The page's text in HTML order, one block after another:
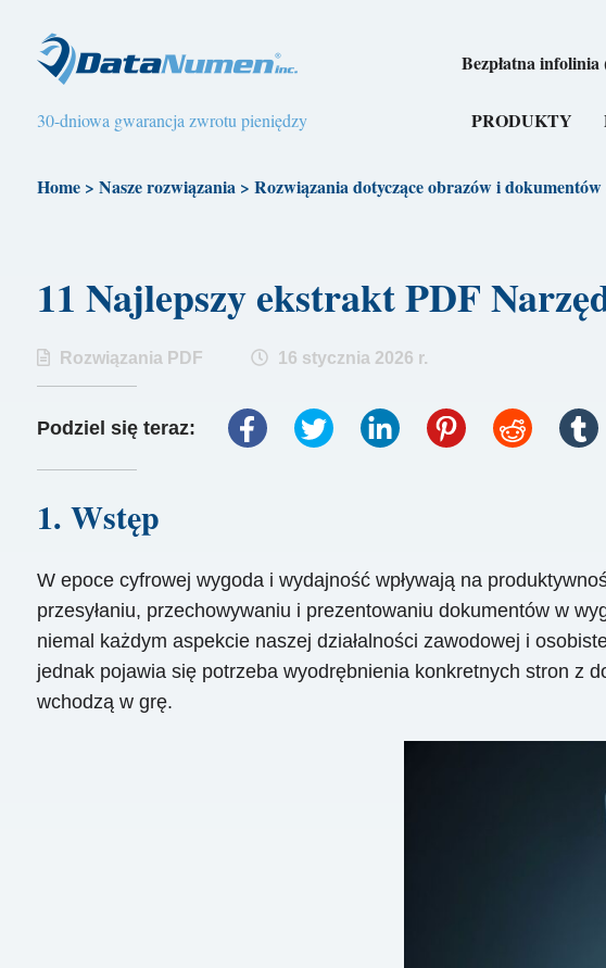
Bezpłatna
30-dniowa gwarancja zwrotu pieniędzy PRODUKTY
Home> Nasze rozwiązania> Rozwiązania dotyczące obrazów i dokumentów
11 Najlepszy ekstrakt PDF
Rozwiązania PDF 16 stycznia 2026 r.
Podziel się teraz:
1. Wstęp
W epoce cyfrowej wygoda i wydajność wpływają na
przesyłaniu, przechowywaniu i prezentowaniu dokumentów w
niemal każdym aspekcie naszej działalności zawodowej i
jednak pojawia się potrzeba wyodrębnienia konkretnych stron z
wchodzą w grę.